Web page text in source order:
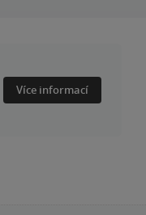
Více informací